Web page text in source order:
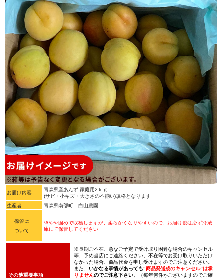
お届け内容
青森県産あんず 家庭用2ｋｇ
(サビ・小キズ・大きさの不揃い)規格となります
生産者
青森県南部町 白山農園
保管に
ついて
※やや固めで収穫しますが、柔らかくなりやすいので、お届け後は必ず冷蔵
庫にて保管してください
その他重要事項
※長期ご不在、急なご予定で受け取り困難な場合のキャンセル
等、予め当店にご連絡ください。不在等でお受け取りいただけ
なかった場合、商品代金を申し受けますのでご注意ください。
また、 いかなる事情があっても“商品発送後のキャンセル”は承
りませんのでご注意下さい。
（毎年何件かございますのでご確